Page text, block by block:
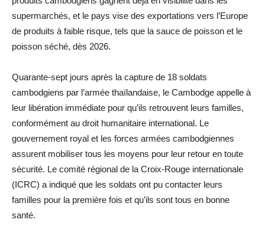
supermarchés, et le pays vise des exportations vers l’Europe
de produits à faible risque, tels que la sauce de poisson et le
poisson séché, dès 2026.
Quarante-sept jours après la capture de 18 soldats
cambodgiens par l’armée thaïlandaise, le Cambodge appelle à
leur libération immédiate pour qu’ils retrouvent leurs familles,
conformément au droit humanitaire international. Le
gouvernement royal et les forces armées cambodgiennes
assurent mobiliser tous les moyens pour leur retour en toute
sécurité. Le comité régional de la Croix-Rouge internationale
(ICRC) a indiqué que les soldats ont pu contacter leurs
familles pour la première fois et qu’ils sont tous en bonne
santé.